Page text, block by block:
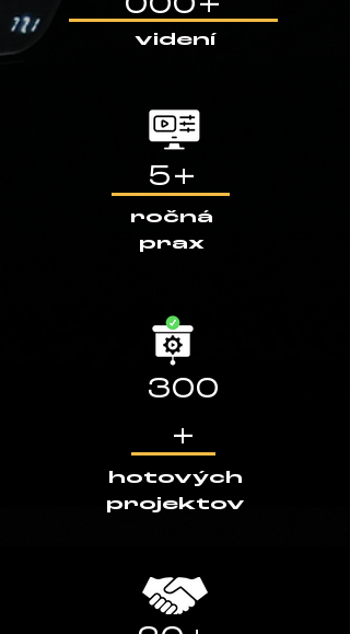
videní
5+
ročná
prax
300
+
hotových
projektov